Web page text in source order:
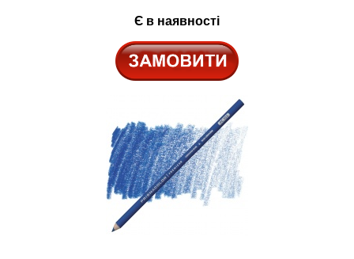
Є в наявності